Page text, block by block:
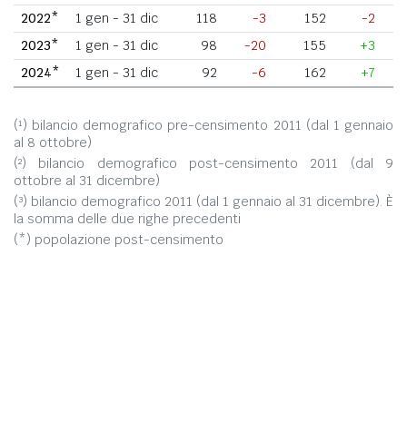
2022*
1 gen - 31 dic 118 -3 152
-2
2023*
1 gen - 31 dic 98 -20 155
+3
2024*
1 gen - 31 dic 92 -6 162 +7
(¹) bilancio demografico pre-censimento 2011 (dal 1 gennaio
al 8 ottobre)
(²) bilancio demografico post-censimento 2011 (dal 9
ottobre al 31 dicembre)
(³) bilancio demografico 2011 (dal 1 gennaio al 31 dicembre). È
la somma delle due righe precedenti
(*) popolazione post-censimento